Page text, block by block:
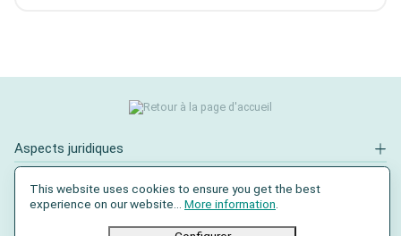
Aspects juridiques
Contact
This website uses cookies to ensure you get the best
experience on our website... More information